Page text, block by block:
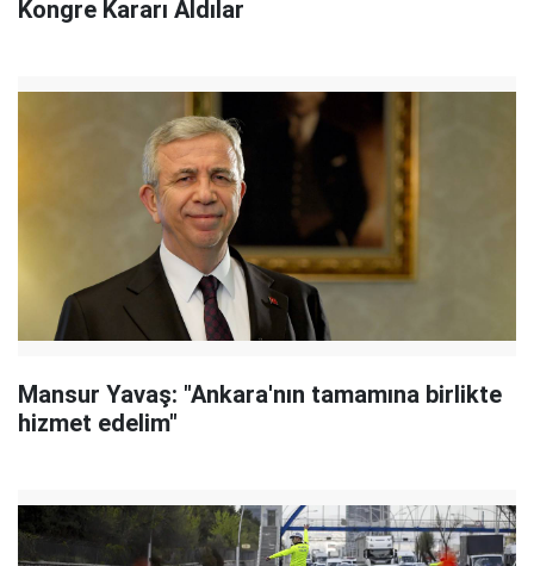
Kongre Kararı Aldılar
Mansur Yavaş: "Ankara'nın tamamına birlikte
hizmet edelim"